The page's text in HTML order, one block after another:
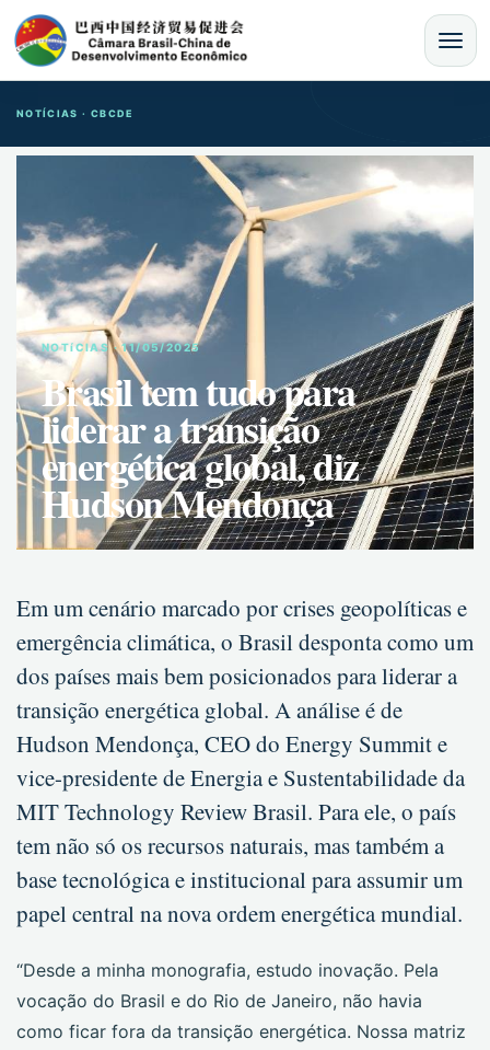
MENU
NOTÍCIAS · CBCDE
NOTíCIAS · 11/05/2025
Brasil tem tudo para
liderar a transição
energética global, diz
Hudson Mendonça
Em um cenário marcado por crises geopolíticas e
emergência climática, o Brasil desponta como um
dos países mais bem posicionados para liderar a
transição energética global. A análise é de
Hudson Mendonça, CEO do Energy Summit e
vice-presidente de Energia e Sustentabilidade da
MIT Technology Review Brasil. Para ele, o país
tem não só os recursos naturais, mas também a
base tecnológica e institucional para assumir um
papel central na nova ordem energética mundial.
“Desde a minha monografia, estudo inovação. Pela
vocação do Brasil e do Rio de Janeiro, não havia
como ficar fora da transição energética. Nossa matriz